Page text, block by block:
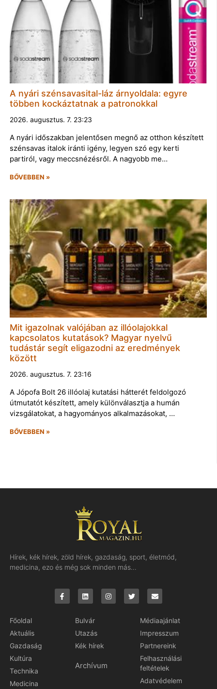
A nyári szénsavasital-láz árnyoldala: egyre
többen kockáztatnak a patronokkal
2026. augusztus. 7. 23:23
A nyári időszakban jelentősen megnő az otthon készített
szénsavas italok iránti igény, legyen szó egy kerti
partiról, vagy meccsnézésről. A nagyobb me…
BŐVEBBEN »
Mit igazolnak valójában az illóolajokkal
kapcsolatos kutatások? Magyar nyelvű
tudástár segít eligazodni az eredmények
között
2026. augusztus. 7. 23:16
A Jópofa Bolt 26 illóolaj kutatási hátterét feldolgozó
útmutatót készített, amely különválasztja a humán
vizsgálatokat, a hagyományos alkalmazásokat, …
BŐVEBBEN »
Hírek, kék hírek, zöld hírek, gazdaság, sport, életmód,
medicina, ezo és még sok minden más…
Főoldal
Aktuális
Gazdaság
Kultúra
Technika
Medicina
Bulvár
Utazás
Kék hírek
Archívum
Médiaajánlat
Impresszum
Partnereink
Felhasználási
feltételek
Adatvédelem